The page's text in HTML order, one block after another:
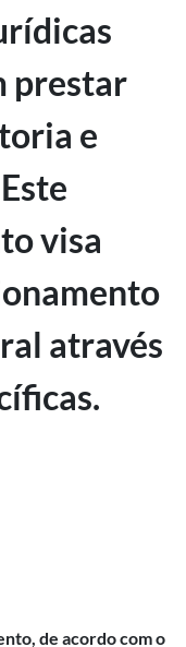
prestar
e
visa
através
de acordo com o